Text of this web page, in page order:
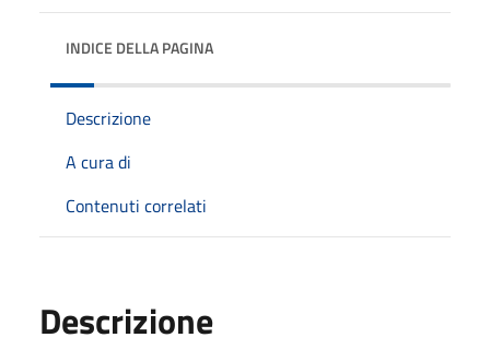
INDICE DELLA PAGINA
Descrizione
A cura di
Contenuti correlati
Descrizione